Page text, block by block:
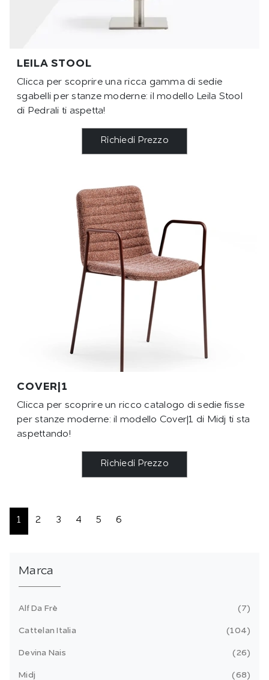
LEILA STOOL
Clicca per scoprire una ricca gamma di sedie
sgabelli per stanze moderne: il modello Leila Stool
di Pedrali ti aspetta!
Richiedi Prezzo
COVER|1
Clicca per scoprire un ricco catalogo di sedie fisse
per stanze moderne: il modello Cover|1 di Midj ti sta
aspettando!
Richiedi Prezzo
1 2 3 4 5 6
Marca
Alf Da Frè 7
Cattelan Italia 104
Devina Nais 26
Midj 68